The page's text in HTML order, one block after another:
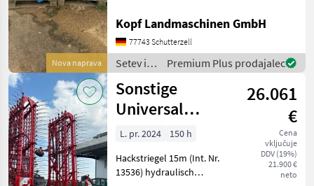
Nova naprava
Befestigungsmaterial Lager
für Rollhacke 3, 0 m
Arbeitsbreit
Kopf Landmaschinen GmbH
77743 Schutterzell
Setev in
nega /
Sonstige
Premium Plus prodajalec
Sonstige
Universal
Striegel 15m
hydraulische
Verstellung,
26.061
€
Cena
vključuje
DDV (19%)
21.900 €
neto
L. pr. 2024
150 h
Hackstriegel 15m (Int. Nr.
13536) hydraulisch